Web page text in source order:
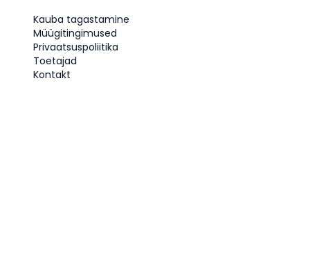
Kauba tagastamine
Müügitingimused
Privaatsuspoliitika
Toetajad
Kontakt